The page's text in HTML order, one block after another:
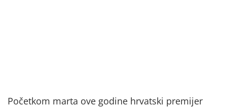
Početkom marta ove godine hrvatski premijer